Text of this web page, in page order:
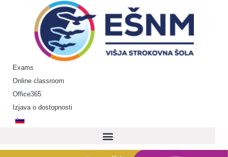
Exams
Online classroom
Office365
Izjava o dostopnosti